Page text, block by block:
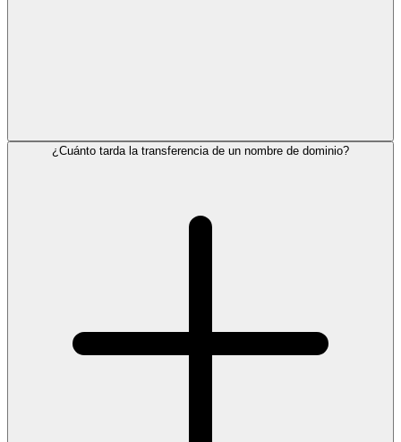
¿Cuánto tarda la transferencia de un nombre de dominio?